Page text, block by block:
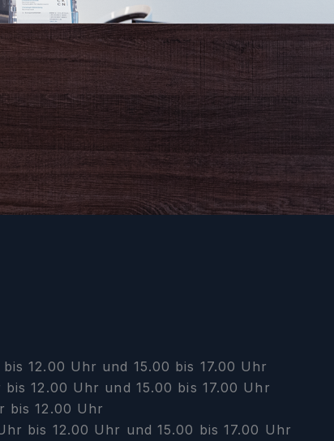
12.00 Uhr und 15.00 bis 17.00 Uhr
12.00 Uhr und 15.00 bis 17.00 Uhr
bis 12.00 Uhr
bis 12.00 Uhr und 15.00 bis 17.00 Uhr